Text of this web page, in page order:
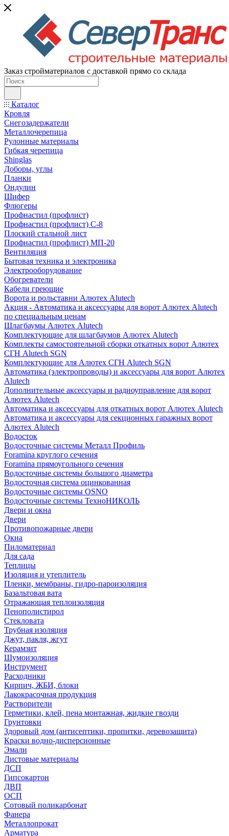
Заказ стройматериалов с доставкой прямо со склада
Каталог
Кровля
Снегозадержатели
Металлочерепица
Рулонные материалы
Гибкая черепица
Shinglas
Доборы, углы
Планки
Ондулин
Шифер
Флюгеры
Профнастил (профлист)
Профнастил (профлист) С-8
Плоский стальной лист
Профнастил (профлист) МП-20
Вентиляция
Бытовая техника и электроника
Электрооборудование
Обогреватели
Кабели греющие
Ворота и рольставни Алютех Alutech
Акция - Автоматика и аксессуары для ворот Алютех Alutech
по специальным ценам
Шлагбаумы Алютех Alutech
Комплектующие для шлагбаумов Алютех Alutech
Комплекты самостоятельной сборки откатных ворот Алютех
СГН Alutech SGN
Комплектующие для Алютех СГН Alutech SGN
Автоматика (электропроводы) и аксессуары для ворот Алютех
Alutech
Дополнительные аксессуары и радиоуправление для ворот
Алютех Alutech
Автоматика и аксессуары для откатных ворот Алютех Alutech
Автоматика и аксессуары для секционных гаражных ворот
Алютех Alutech
Водосток
Водосточные системы Металл Профиль
Foramina круглого сечения
Foramina прямоугольного сечения
Водосточные системы большого диаметра
Водосточная система оцинкованная
Водосточные системы OSNO
Водосточные системы ТехноНИКОЛЬ
Двери и окна
Двери
Противопожарные двери
Окна
Пиломатериал
Для сада
Теплицы
Изоляция и утеплитель
Пленки, мембраны, гидро-пароизоляция
Базальтовая вата
Отражающая теплоизоляция
Пенополистирол
Стекловата
Трубная изоляция
Джут, пакля, жгут
Керамзит
Шумоизоляция
Инструмент
Расходники
Кирпич, ЖБИ, блоки
Лакокрасочная продукция
Растворители
Герметики, клей, пена монтажная, жидкие гвозди
Грунтовки
Здоровый дом (антисептики, пропитки, деревозащита)
Краски водно-дисперсионные
Эмали
Листовые материалы
ДСП
Гипсокартон
ДВП
ОСП
Сотовый поликарбонат
Фанера
Металлопрокат
Арматура